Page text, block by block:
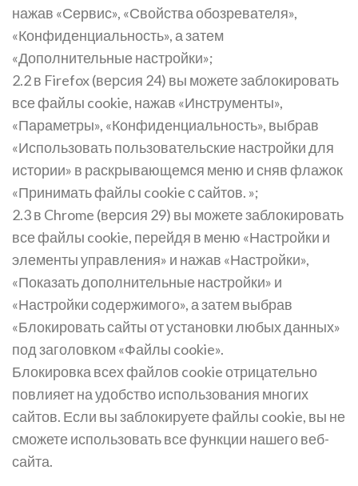
нажав «Сервис», «Свойства обозревателя»,
«Конфиденциальность», а затем
«Дополнительные настройки»;
2.2 в Firefox (версия 24) вы можете заблокировать
все файлы cookie, нажав «Инструменты»,
«Параметры», «Конфиденциальность», выбрав
«Использовать пользовательские настройки для
истории» в раскрывающемся меню и сняв флажок
«Принимать файлы cookie с сайтов. »;
2.3 в Chrome (версия 29) вы можете заблокировать
все файлы cookie, перейдя в меню «Настройки и
элементы управления» и нажав «Настройки»,
«Показать дополнительные настройки» и
«Настройки содержимого», а затем выбрав
«Блокировать сайты от установки любых данных»
под заголовком «Файлы cookie».
Блокировка всех файлов cookie отрицательно
повлияет на удобство использования многих
сайтов. Если вы заблокируете файлы cookie, вы не
сможете использовать все функции нашего веб-
сайта.